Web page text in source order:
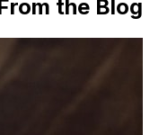
From the Blog